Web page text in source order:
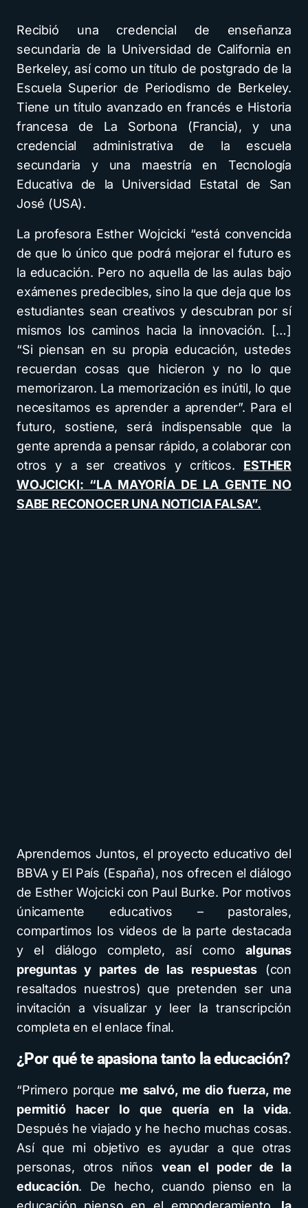
Recibió una credencial de enseñanza
secundaria de la Universidad de California en
Berkeley, así como un título de postgrado de la
Escuela Superior de Periodismo de Berkeley.
Tiene un título avanzado en francés e Historia
francesa de La Sorbona (Francia), y una
credencial administrativa de la escuela
secundaria y una maestría en Tecnología
Educativa de la Universidad Estatal de San
José (USA).
La profesora Esther Wojcicki “está convencida
de que lo único que podrá mejorar el futuro es
la educación. Pero no aquella de las aulas bajo
exámenes predecibles, sino la que deja que los
estudiantes sean creativos y descubran por sí
mismos los caminos hacia la innovación. […]
“Si piensan en su propia educación, ustedes
recuerdan cosas que hicieron y no lo que
memorizaron. La memorización es inútil, lo que
necesitamos es aprender a aprender”. Para el
futuro, sostiene, será indispensable que la
gente aprenda a pensar rápido, a colaborar con
otros y a ser creativos y críticos. ESTHER
WOJCICKI: “LA MAYORÍA DE LA GENTE NO
SABE RECONOCER UNA NOTICIA FALSA”.
Aprendemos Juntos, el proyecto educativo del
BBVA y El País (España), nos ofrecen el diálogo
de Esther Wojcicki con Paul Burke. Por motivos
únicamente educativos – pastorales,
compartimos los videos de la parte destacada
y el diálogo completo, así comoalgunas
preguntas y partes de las respuestas(con
resaltados nuestros) que pretenden ser una
invitación a visualizar y leer la transcripción
completa en el enlace final.
¿Por qué te apasiona tanto la educación?
“Primero porque me salvó, me dio fuerza, me
permitió hacer lo que quería en la vida.
Después he viajado y he hecho muchas cosas.
Así que mi objetivo es ayudar a que otras
personas, otros niñosvean el poder de la
educación. De hecho, cuando pienso en la